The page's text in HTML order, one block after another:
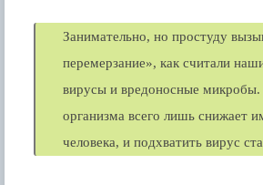
Занимательно, но простуду
перемерзание», как считали
вирусы и вредоносные
организма всего лишь снижает
человека, и подхватить вирус